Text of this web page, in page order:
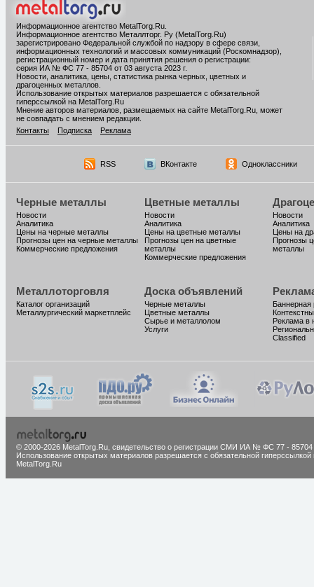
Информационное агентство MetalTorg.Ru
Информационное агентство Металлторг. Ру (MetalTorg.Ru)
зарегистрировано Федеральной службой по надзору в сфере связи,
информационных технологий и массовых коммуникаций (Роскомнадзор),
регистрационный номер и дата принятия решения о регистрации:
серия ИА № ФС 77 - 85704 от 03 августа 2023 г.
Новости, аналитика, цены, статистика рынка черных, цветных и
драгоценных металлов.
Использование открытых материалов разрешается с обязательной
гиперссылкой на MetalTorg.Ru
Мнение авторов материалов, размещаемых на сайте MetalTorg.Ru, может
не совпадать с мнением редакции.
Контакты
Подписка Реклама
RSS ВКонтакте Одноклассники
Черные металлы
Новости
Аналитика
Цены на черные металлы
Прогнозы цен на черные металлы
Коммерческие предложения
Цветные металлы
Новости
Аналитика
Цены на цветные металлы
Прогнозы цен на цветные
металлы
Коммерческие предложения
Новости
Аналитика
Цены на
Прогнозы
металлы
Металлоторговля
Каталог организаций
Металлургический маркетплейс
Доска объявлений
Черные металлы
Цветные металлы
Сырье и металлолом
Услуги
Баннерная
Реклама в
Classified
© 2000-2026 MetalTorg.Ru, cвидетельство о регистрации СМИ ИА № ФС 77 - 85704
Использование открытых материалов разрешается с обязательной гиперссылкой
MetalTorg.Ru